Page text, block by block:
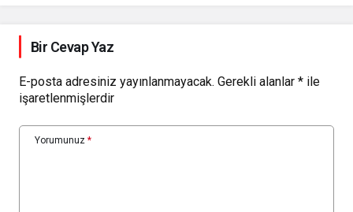
Bir Cevap Yaz
E-posta adresiniz yayınlanmayacak. Gerekli alanlar * ile
işaretlenmişlerdir
Yorumunuz *